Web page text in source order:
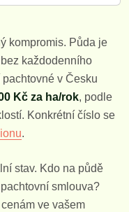
kompromis. Půda je
každodenního
v Česku
Kč za ha/rok, podle
Konkrétní číslo se
.
stav. Kdo na půdě
smlouva?
ve vašem